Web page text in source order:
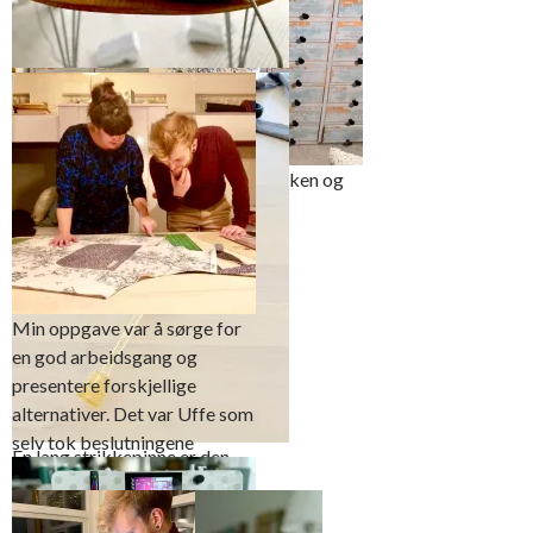
Forkledet er sydd både på overlocken og
symaskinen
Bindebånd og halsstropp ble
vrengsydd på overlocken
En lang strikkepinne er den
enkleste måten å vrenge lange
bånd på
Min oppgave var å sørge for
en god arbeidsgang og
presentere forskjellige
alternativer. Det var Uffe som
selv tok beslutningene